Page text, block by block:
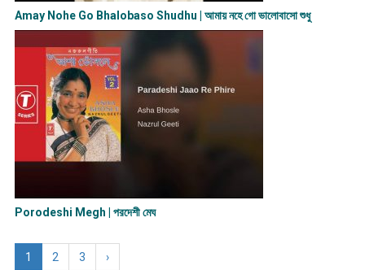
Amay Nohe Go Bhalobaso Shudhu | আমায় নহে গো ভালোবাসো শুধু
Porodeshi Megh | পরদেশী মেঘ
1 2 3 ›